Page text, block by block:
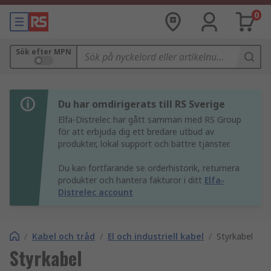
0
Sök efter MPN
Du har omdirigerats till RS Sverige
Elfa-Distrelec har gått samman med RS Group
för att erbjuda dig ett bredare utbud av
produkter, lokal support och bättre tjänster.
Du kan fortfarande se orderhistorik, returnera
produkter och hantera fakturor i ditt Elfa-
Distrelec account
/ Kabel och tråd / El och industriell kabel / Styrkabel
Styrkabel